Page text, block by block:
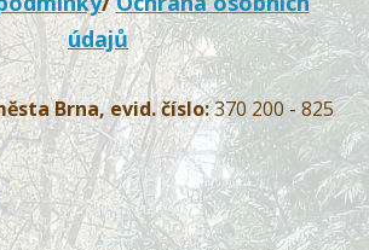
údajů
Brna, evid. číslo:370 200 - 825